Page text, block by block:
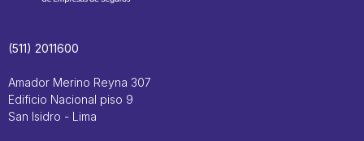
(511) 2011600
Amador Merino Reyna 307
Edificio Nacional piso 9
San Isidro - Lima